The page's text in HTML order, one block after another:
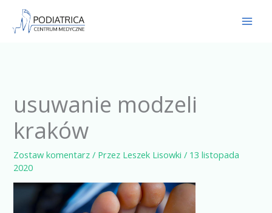
Przejdź
usuwanie modzeli
kraków
Zostaw komentarz / Przez Leszek Lisowki/ 13 listopada
2020